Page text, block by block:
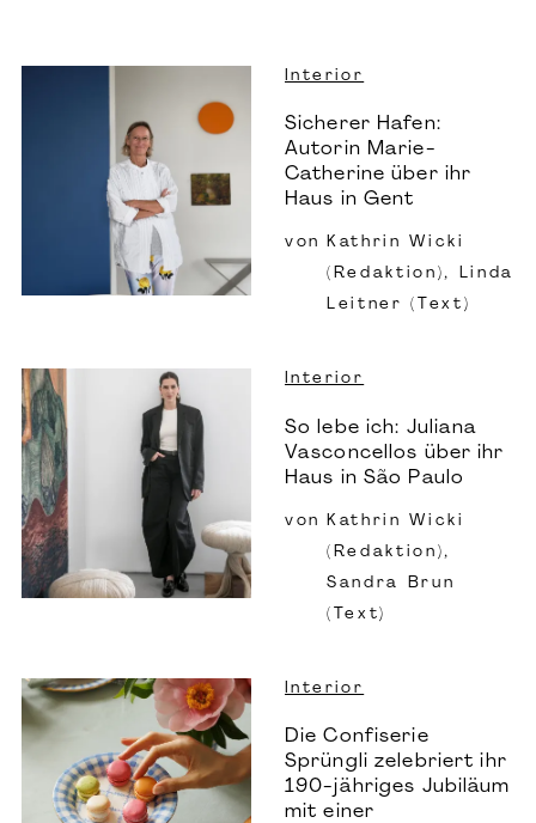
Interior
Sicherer Hafen:
Autorin Marie-
Catherine über ihr
Haus in Gent
von
Kathrin Wicki
(Redaktion), Linda
Leitner (Text)
Interior
So lebe ich: Juliana
Vasconcellos über ihr
Haus in São Paulo
von
Kathrin Wicki
(Redaktion),
Sandra Brun
(Text)
Interior
Die Confiserie
Sprüngli zelebriert ihr
190-jähriges Jubiläum
mit einer